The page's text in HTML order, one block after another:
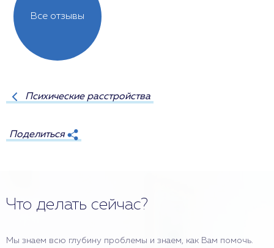
Все отзывы
Психические расстройства
Поделиться
Что делать сейчас?
Мы знаем всю глубину проблемы и знаем, как Вам помочь.